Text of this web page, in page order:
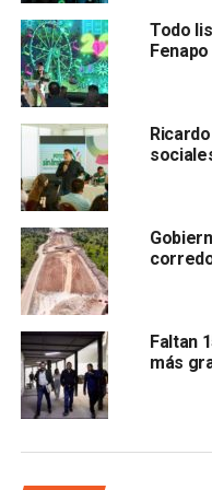
Gallardo Cardona
cuenta con tiempo
que complemente o
presentadas en el
“Nosotros como
presentar otra más que
dos iniciativas
El gobernador también
promovidos tanto por
Acción Nacional,
contienen elementos
“En lo personal yo no
las dos son propuestas
Todo
Faltan
más